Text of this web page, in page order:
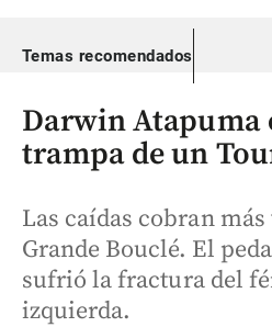
Temas recomendados
Darwin Atapuma
trampa de un
Las caídas cobran
Grande Bouclé. El
sufrió la fractura del
izquierda.